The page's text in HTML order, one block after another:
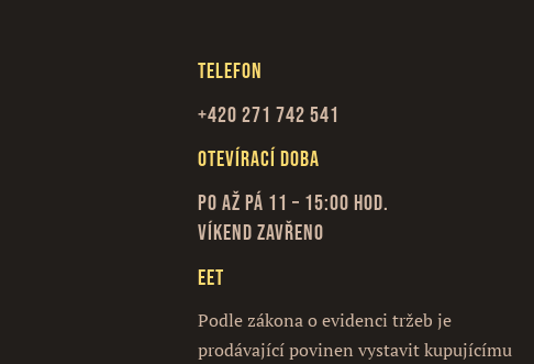
Telefon
+420 271 742 541
Otevírací doba
Po až Pá 11 – 15:00 hod.
Víkend zavřeno
EET
Podle zákona o evidenci tržeb je
prodávající povinen vystavit kupujícímu